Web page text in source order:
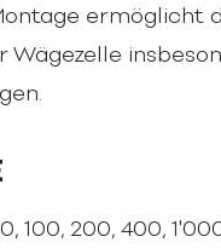
ermöglicht
Wägezelle
100, 200, 400,